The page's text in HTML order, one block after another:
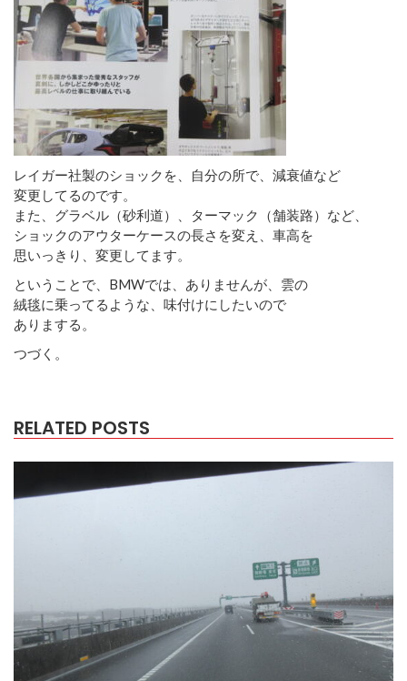
レイガー社製のショックを、自分の所で、減衰値など
変更してるのです。
また、グラベル（砂利道）、ターマック（舗装路）など、
ショックのアウターケースの長さを変え、車高を
思いっきり、変更してます。
ということで、BMWでは、ありませんが、雲の
絨毯に乗ってるような、味付けにしたいので
ありまする。
つづく。
RELATED POSTS